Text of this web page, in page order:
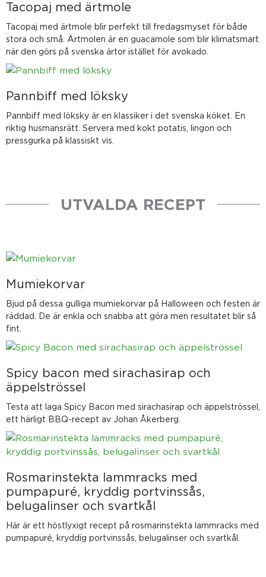
Tacopaj med ärtmole
Tacopaj med ärtmole blir perfekt till fredagsmyset för både
stora och små. Ärtmolen är en guacamole som blir klimatsmart
när den görs på svenska ärtor istället för avokado.
Pannbiff med löksky
Pannbiff med löksky är en klassiker i det svenska köket. En
riktig husmansrätt. Servera med kokt potatis, lingon och
pressgurka på klassiskt vis.
UTVALDA RECEPT
Mumiekorvar
Bjud på dessa gulliga mumiekorvar på Halloween och festen är
räddad. De är enkla och snabba att göra men resultatet blir så
fint.
Spicy bacon med sirachasirap och
äppelströssel
Testa att laga Spicy Bacon med sirachasirap och äppelströssel,
ett härligt BBQ-recept av Johan Åkerberg.
Rosmarinstekta lammracks med
pumpapuré, kryddig portvinssås,
belugalinser och svartkål
Här är ett höstlyxigt recept på rosmarinstekta lammracks med
pumpapuré, kryddig portvinssås, belugalinser och svartkål.